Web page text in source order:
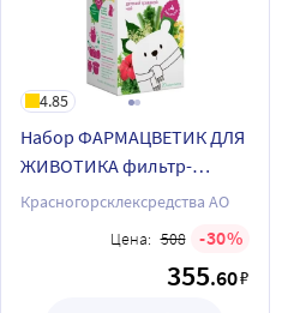
4.85
Набор ФАРМАЦВЕТИК ДЛЯ
ЖИВОТИКА фильтр-
пакеты + ФАРМАЦВЕТИК
Красногорсклексредства АО
Цена: 508 30
355.60₽